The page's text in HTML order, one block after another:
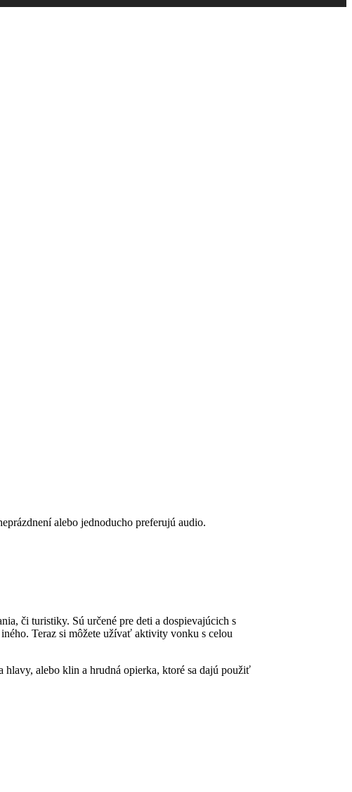
alebo jednoducho preferujú audio.
či turistiky. Sú určené pre deti a dospievajúcich s
Teraz si môžete užívať aktivity vonku s celou
alebo klin a hrudná opierka, ktoré sa dajú použiť